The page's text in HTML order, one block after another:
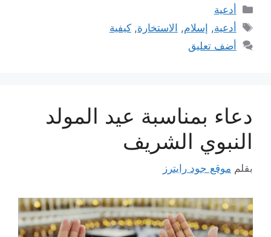
التصنيفات
أدعية
الوسوم
أدعية, إسلام, الاستخارة,كيفية
أضف تعليق
دعاء بمناسبة عيد المولد
النبوي الشريف
بقلم موقع جود رايترز